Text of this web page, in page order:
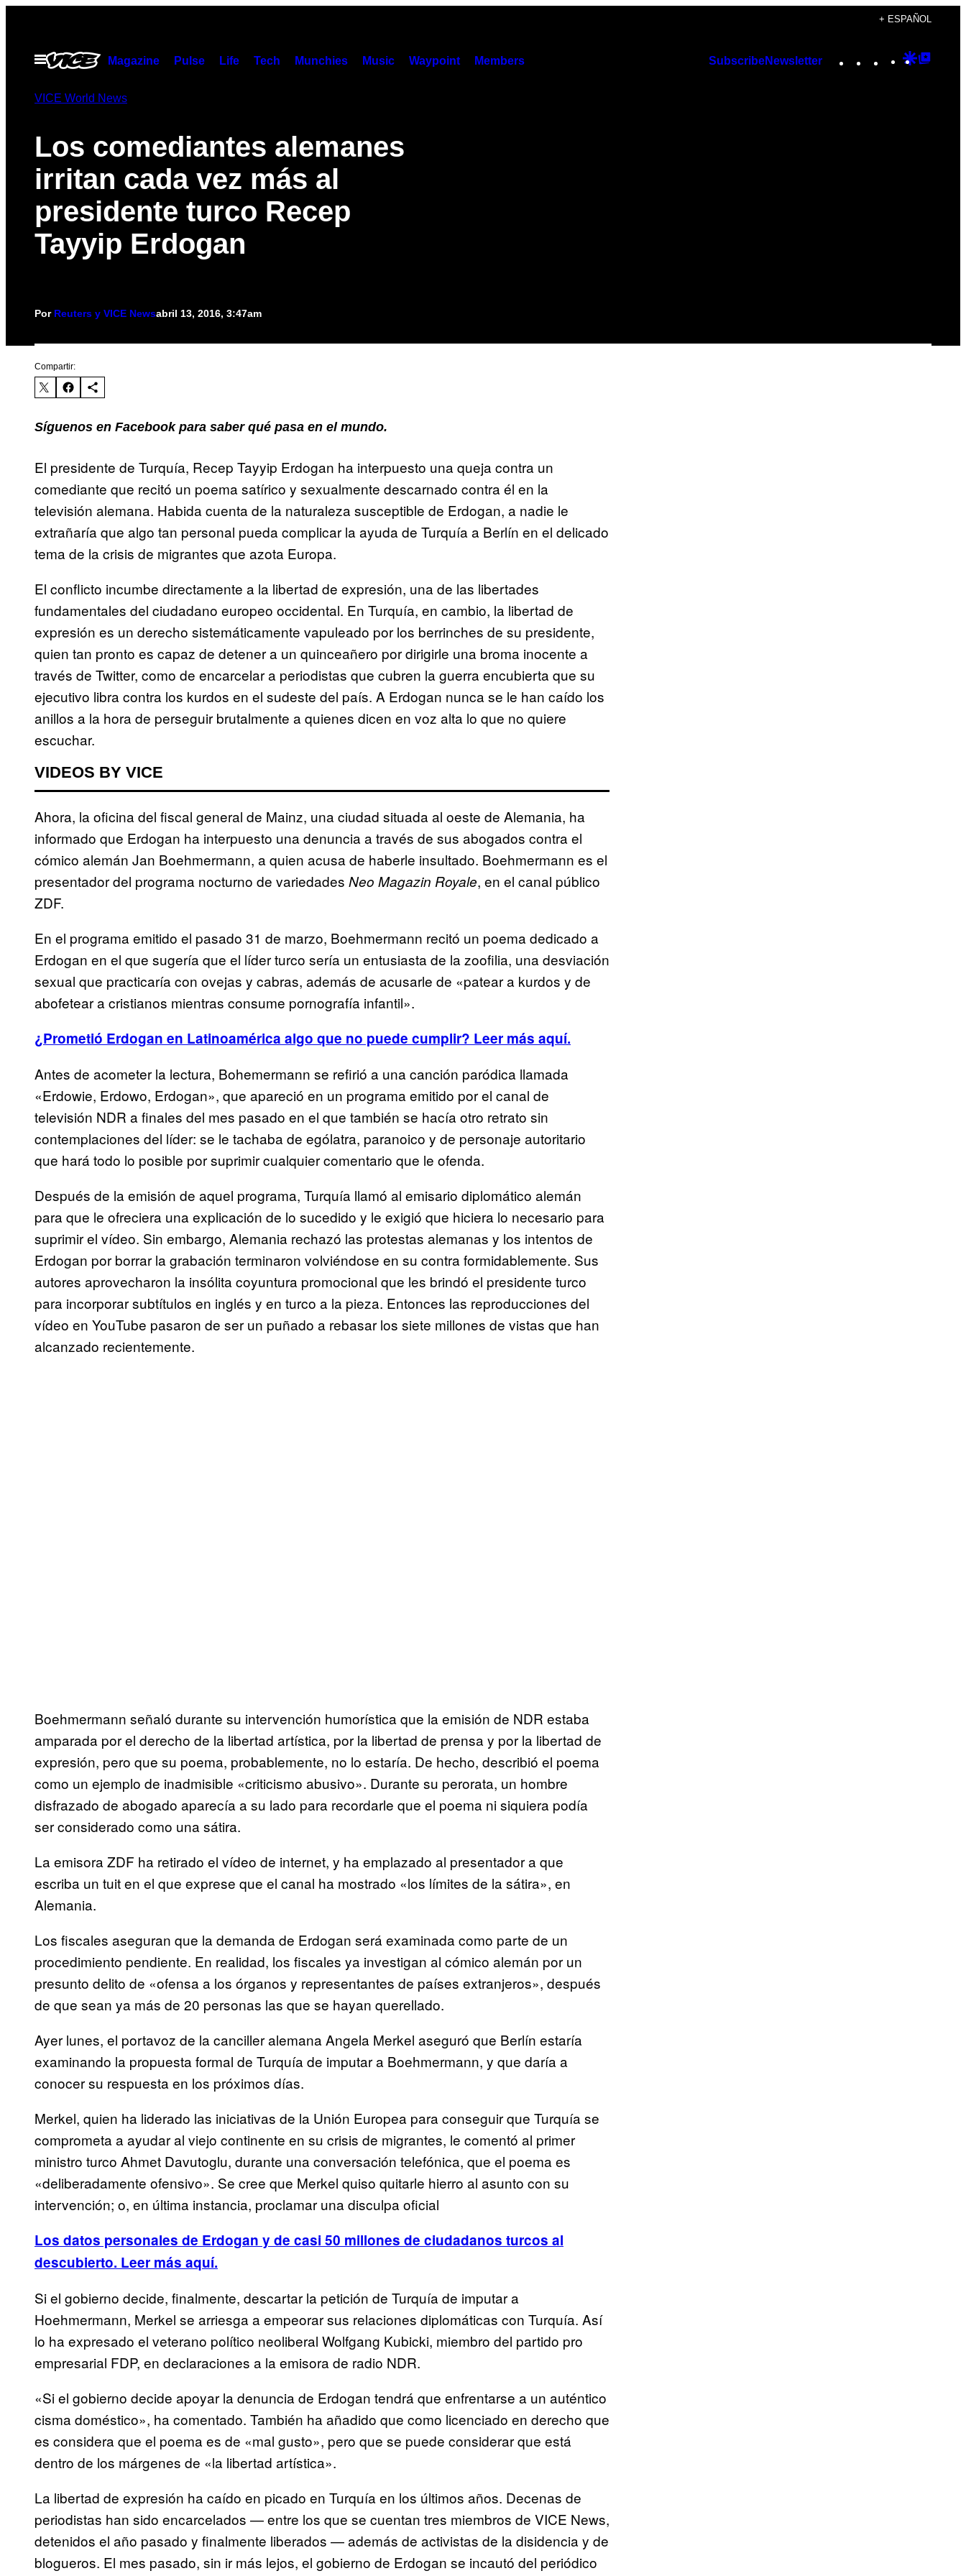
contenido
+ ESPAÑOL
Abrir
Menú
Magazine Pulse Life Tech Munchies Music Waypoint Members SubscribeNewsletter Instagram
TikTok
YouTube
Google
VICE World News
Los comediantes alemanes
irritan cada vez más al
presidente turco Recep
Tayyip Erdogan
Por Reuters y VICE Newsabril 13, 2016, 3:47am
Compartir:
Síguenos en Facebook para saber qué pasa en el mundo.
El presidente de Turquía, Recep Tayyip Erdogan ha interpuesto una queja contra un
comediante que recitó un poema satírico y sexualmente descarnado contra él en la
televisión alemana. Habida cuenta de la naturaleza susceptible de Erdogan, a nadie le
extrañaría que algo tan personal pueda complicar la ayuda de Turquía a Berlín en el delicado
tema de la crisis de migrantes que azota Europa.
El conflicto incumbe directamente a la libertad de expresión, una de las libertades
fundamentales del ciudadano europeo occidental. En Turquía, en cambio, la libertad de
expresión es un derecho sistemáticamente vapuleado por los berrinches de su presidente,
quien tan pronto es capaz de detener a un quinceañero por dirigirle una broma inocente a
través de Twitter, como de encarcelar a periodistas que cubren la guerra encubierta que su
ejecutivo libra contra los kurdos en el sudeste del país. A Erdogan nunca se le han caído los
anillos a la hora de perseguir brutalmente a quienes dicen en voz alta lo que no quiere
escuchar.
VIDEOS BY VICE
Ahora, la oficina del fiscal general de Mainz, una ciudad situada al oeste de Alemania, ha
informado que Erdogan ha interpuesto una denuncia a través de sus abogados contra el
cómico alemán Jan Boehmermann, a quien acusa de haberle insultado. Boehmermann es el
presentador del programa nocturno de variedades Neo Magazin Royale, en el canal público
ZDF.
En el programa emitido el pasado 31 de marzo, Boehmermann recitó un poema dedicado a
Erdogan en el que sugería que el líder turco sería un entusiasta de la zoofilia, una desviación
sexual que practicaría con ovejas y cabras, además de acusarle de «patear a kurdos y de
abofetear a cristianos mientras consume pornografía infantil».
¿Prometió Erdogan en Latinoamérica algo que no puede cumplir? Leer más aquí.
Antes de acometer la lectura, Bohemermann se refirió a una canción paródica llamada
«Erdowie, Erdowo, Erdogan», que apareció en un programa emitido por el canal de
televisión NDR a finales del mes pasado en el que también se hacía otro retrato sin
contemplaciones del líder: se le tachaba de ególatra, paranoico y de personaje autoritario
que hará todo lo posible por suprimir cualquier comentario que le ofenda.
Después de la emisión de aquel programa, Turquía llamó al emisario diplomático alemán
para que le ofreciera una explicación de lo sucedido y le exigió que hiciera lo necesario para
suprimir el vídeo. Sin embargo, Alemania rechazó las protestas alemanas y los intentos de
Erdogan por borrar la grabación terminaron volviéndose en su contra formidablemente. Sus
autores aprovecharon la insólita coyuntura promocional que les brindó el presidente turco
para incorporar subtítulos en inglés y en turco a la pieza. Entonces las reproducciones del
vídeo en YouTube pasaron de ser un puñado a rebasar los siete millones de vistas que han
alcanzado recientemente.
Boehmermann señaló durante su intervención humorística que la emisión de NDR estaba
amparada por el derecho de la libertad artística, por la libertad de prensa y por la libertad de
expresión, pero que su poema, probablemente, no lo estaría. De hecho, describió el poema
como un ejemplo de inadmisible «criticismo abusivo». Durante su perorata, un hombre
disfrazado de abogado aparecía a su lado para recordarle que el poema ni siquiera podía
ser considerado como una sátira.
La emisora ZDF ha retirado el vídeo de internet, y ha emplazado al presentador a que
escriba un tuit en el que exprese que el canal ha mostrado «los límites de la sátira», en
Alemania.
Los fiscales aseguran que la demanda de Erdogan será examinada como parte de un
procedimiento pendiente. En realidad, los fiscales ya investigan al cómico alemán por un
presunto delito de «ofensa a los órganos y representantes de países extranjeros», después
de que sean ya más de 20 personas las que se hayan querellado.
Ayer lunes, el portavoz de la canciller alemana Angela Merkel aseguró que Berlín estaría
examinando la propuesta formal de Turquía de imputar a Boehmermann, y que daría a
conocer su respuesta en los próximos días.
Merkel, quien ha liderado las iniciativas de la Unión Europea para conseguir que Turquía se
comprometa a ayudar al viejo continente en su crisis de migrantes, le comentó al primer
ministro turco Ahmet Davutoglu, durante una conversación telefónica, que el poema es
«deliberadamente ofensivo». Se cree que Merkel quiso quitarle hierro al asunto con su
intervención; o, en última instancia, proclamar una disculpa oficial
Los datos personales de Erdogan y de casi 50 millones de ciudadanos turcos al
descubierto. Leer más aquí.
Si el gobierno decide, finalmente, descartar la petición de Turquía de imputar a
Hoehmermann, Merkel se arriesga a empeorar sus relaciones diplomáticas con Turquía. Así
lo ha expresado el veterano político neoliberal Wolfgang Kubicki, miembro del partido pro
empresarial FDP, en declaraciones a la emisora de radio NDR.
«Si el gobierno decide apoyar la denuncia de Erdogan tendrá que enfrentarse a un auténtico
cisma doméstico», ha comentado. También ha añadido que como licenciado en derecho que
es considera que el poema es de «mal gusto», pero que se puede considerar que está
dentro de los márgenes de «la libertad artística».
La libertad de expresión ha caído en picado en Turquía en los últimos años. Decenas de
periodistas han sido encarcelados — entre los que se cuentan tres miembros de VICE News,
detenidos el año pasado y finalmente liberados — además de activistas de la disidencia y de
blogueros. El mes pasado, sin ir más lejos, el gobierno de Erdogan se incautó del periódico